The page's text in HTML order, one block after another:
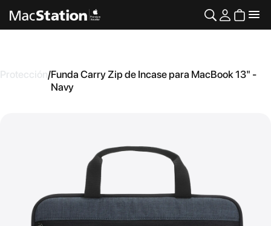
Protección/Funda Carry Zip de Incase para MacBook 13" -
Navy